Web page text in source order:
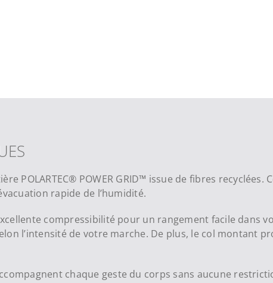
POLARTEC® POWER GRID™ issue de fibres
rapide de l’humidité.
compressibilité pour un rangement facile dans
l’intensité de votre marche. De plus, le col montant
chaque geste du corps sans aucune